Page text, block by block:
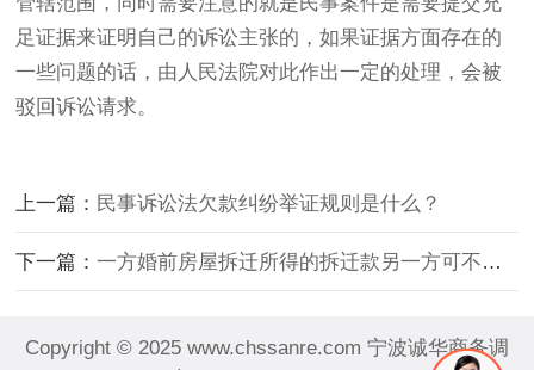
足证据来证明自己的诉讼主张的，如果证据方面存在的
一些问题的话，由人民法院对此作出一定的处理，会被
驳回诉讼请求。
上一篇： 民事诉讼法欠款纠纷举证规则是什么？
下一篇：一方婚前房屋拆迁所得的拆迁款另一方可不可以分
Copyright © 2025 www.chssanre.com 宁波诚华商务调